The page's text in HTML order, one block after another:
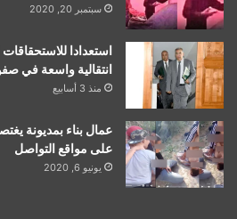
سبتمبر 20, 2020
استعدادا
انتقالية واسعة في
منذ 3 أسابيع
عمال بناء بمديونة
على مواقع التواصل
يونيو 6, 2020